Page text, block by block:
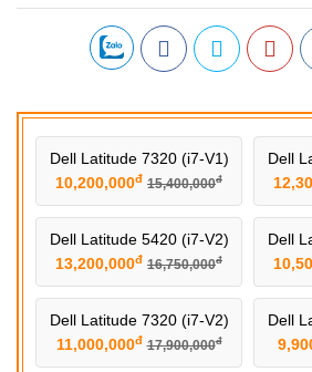
Dell Latitude 7320 (i7-V1)
10,200,000đ 15,400,000đ
Dell
Dell Latitude 5420 (i7-V2)
13,200,000đ 16,750,000đ
Dell
Dell Latitude 7320 (i7-V2)
11,000,000đ 17,900,000đ
Dell